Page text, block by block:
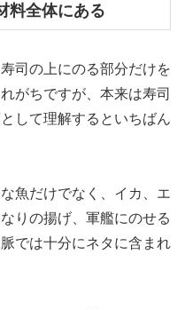
料全体にある
司の上にのる部分だけを
がちですが、本来は寿司
して理解するといちばん
魚だけでなく、イカ、エ
りの揚げ、軍艦にのせる
では十分にネタに含まれ